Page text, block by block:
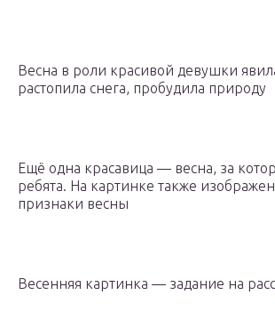
Весна в роли красивой девушки
растопила снега, пробудила природу
Ещё одна красавица — весна, за
ребята. На картинке также
признаки весны
Весенняя картинка — задание на